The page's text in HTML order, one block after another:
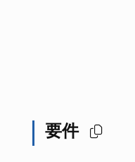
要件